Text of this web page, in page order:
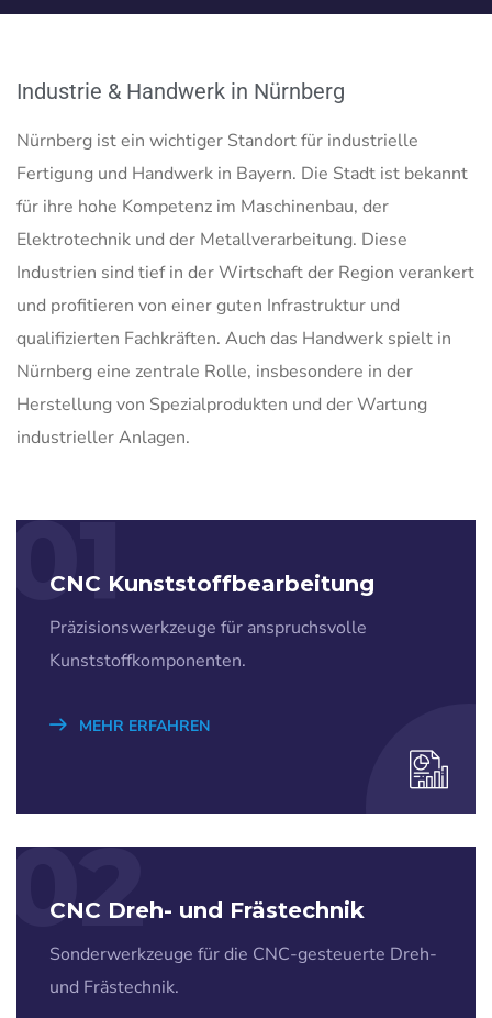
Industrie & Handwerk in Nürnberg
Nürnberg ist ein wichtiger Standort für industrielle
Fertigung und Handwerk in Bayern. Die Stadt ist bekannt
für ihre hohe Kompetenz im Maschinenbau, der
Elektrotechnik und der Metallverarbeitung. Diese
Industrien sind tief in der Wirtschaft der Region verankert
und profitieren von einer guten Infrastruktur und
qualifizierten Fachkräften. Auch das Handwerk spielt in
Nürnberg eine zentrale Rolle, insbesondere in der
Herstellung von Spezialprodukten und der Wartung
industrieller Anlagen.
01
CNC Kunststoffbearbeitung
Präzisionswerkzeuge für anspruchsvolle
Kunststoffkomponenten.
MEHR ERFAHREN
02
CNC Dreh- und Frästechnik
Sonderwerkzeuge für die CNC-gesteuerte Dreh-
und Frästechnik.